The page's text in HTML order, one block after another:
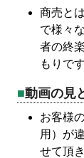
商売と
で様々
者の終
もりで
動画の見
お客様
用）が
せて頂